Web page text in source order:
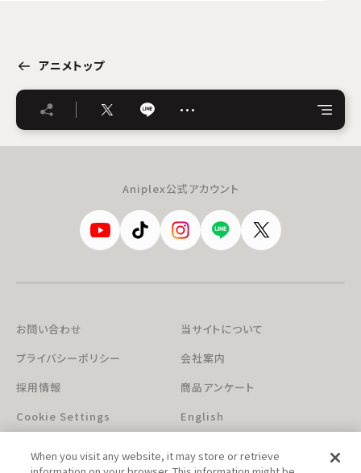
アニメトップ
…
Aniplex公式アカウント
お問い合わせ
当サイトについて
プライバシーポリシー
会社案内
採用情報
商品アンケート
Cookie Settings
English
When you visit any website, it may store or retrieve